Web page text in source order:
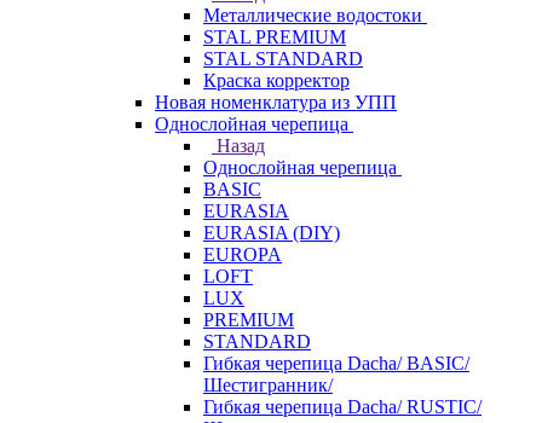
Металлические водостоки
STAL PREMIUM
STAL STANDARD
Краска корректор
Новая номенклатура из УПП
Однослойная черепица
Назад
Однослойная черепица
BASIC
EURASIA
EURASIA (DIY)
EUROPA
LOFT
LUX
PREMIUM
STANDARD
Гибкая черепица Dacha/ BASIC/
Шестигранник/
Гибкая черепица Dacha/ RUSTIC/